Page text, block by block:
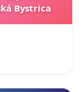
Bystrica